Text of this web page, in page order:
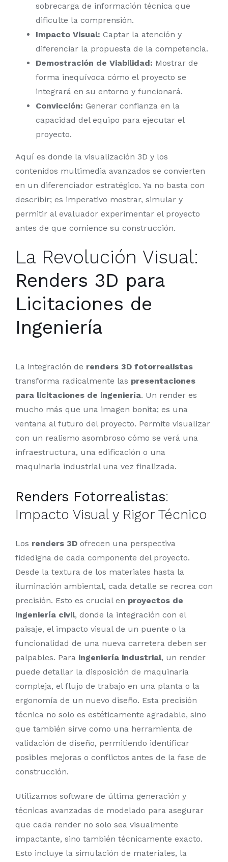
sobrecarga de información técnica que
dificulte la comprensión.
Impacto Visual: Captar la atención y
diferenciar la propuesta de la competencia.
Demostración de Viabilidad: Mostrar de
forma inequívoca cómo el proyecto se
integrará en su entorno y funcionará.
Convicción: Generar confianza en la
capacidad del equipo para ejecutar el
proyecto.
Aquí es donde la visualización 3D y los
contenidos multimedia avanzados se convierten
en un diferenciador estratégico. Ya no basta con
describir; es imperativo mostrar, simular y
permitir al evaluador experimentar el proyecto
antes de que comience su construcción.
La Revolución Visual:
Renders 3D para
Licitaciones de
Ingeniería
La integración de renders 3D fotorrealistas
transforma radicalmente las presentaciones
para licitaciones de ingeniería. Un render es
mucho más que una imagen bonita; es una
ventana al futuro del proyecto. Permite visualizar
con un realismo asombroso cómo se verá una
infraestructura, una edificación o una
maquinaria industrial una vez finalizada.
Renders Fotorrealistas:
Impacto Visual y Rigor Técnico
Los renders 3D ofrecen una perspectiva
fidedigna de cada componente del proyecto.
Desde la textura de los materiales hasta la
iluminación ambiental, cada detalle se recrea con
precisión. Esto es crucial en proyectos de
ingeniería civil, donde la integración con el
paisaje, el impacto visual de un puente o la
funcionalidad de una nueva carretera deben ser
palpables. Para ingeniería industrial, un render
puede detallar la disposición de maquinaria
compleja, el flujo de trabajo en una planta o la
ergonomía de un nuevo diseño. Esta precisión
técnica no solo es estéticamente agradable, sino
que también sirve como una herramienta de
validación de diseño, permitiendo identificar
posibles mejoras o conflictos antes de la fase de
construcción.
Utilizamos software de última generación y
técnicas avanzadas de modelado para asegurar
que cada render no solo sea visualmente
impactante, sino también técnicamente exacto.
Esto incluye la simulación de materiales, la